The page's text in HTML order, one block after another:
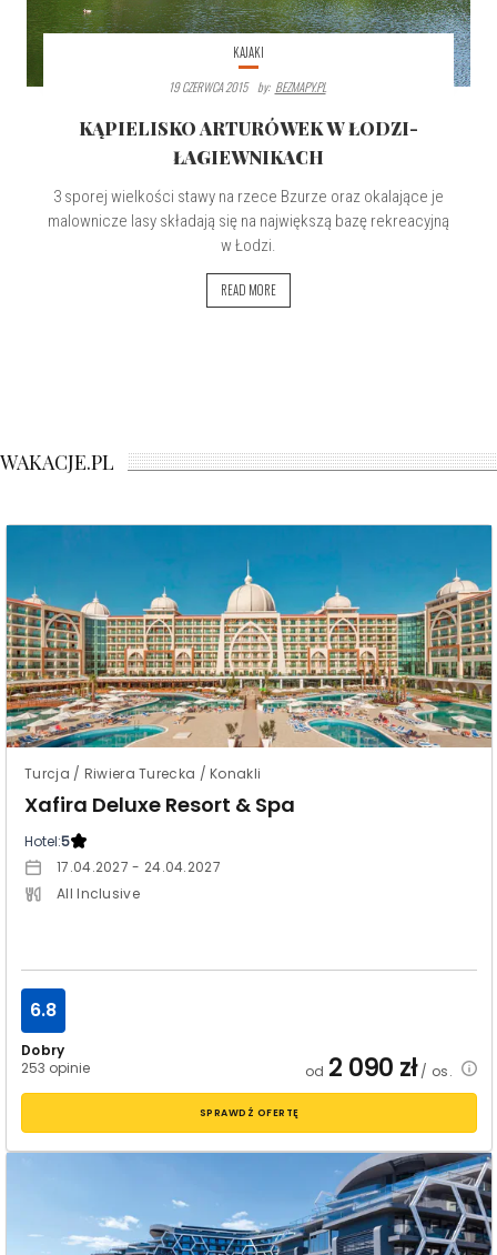
KAJAKI
19 CZERWCA 2015 By: BEZMAPY.PL
KĄPIELISKO ARTURÓWEK W ŁODZI-
ŁAGIEWNIKACH
3 sporej wielkości stawy na rzece Bzurze oraz okalające je
malownicze lasy składają się na największą bazę rekreacyjną
w Łodzi.
READ MORE
WAKACJE.PL
Turcja / Riwiera Turecka / Konakli
Xafira Deluxe Resort & Spa
Hotel:5
17.04.2027 - 24.04.2027
All Inclusive
Dobry
253 opinie
6.8
od 2 090 zł/ os.
SPRAWDŹ OFERTĘ